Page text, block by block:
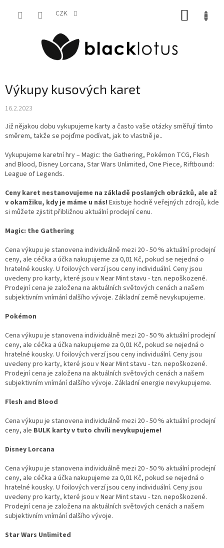
CZK
Výkupy kusových karet
16.2.2023
Již nějakou dobu vykupujeme karty a často vaše otázky směřují tímto
směrem, takže se pojďme podívat, jak to vlastně je..
Vykupujeme karetní hry – Magic: the Gathering, Pokémon TCG, Flesh
and Blood, Disney Lorcana, Star Wars Unlimited, One Piece, Riftbound:
League of Legends.
Ceny karet nestanovujeme na základě poslaných obrázků, ale až
v okamžiku, kdy je máme u nás! Existuje hodně veřejných zdrojů, kde
si můžete zjistit přibližnou aktuální prodejní cenu.
Magic: the Gathering
Cena výkupu je stanovena individuálně mezi 20 - 50 % aktuální prodejní
ceny, ale céčka a účka nakupujeme za 0,01 Kč, pokud se nejedná o
hratelné kousky. U foilových verzí jsou ceny individuální. Ceny jsou
uvedeny pro karty, které jsou v Near Mint stavu - tzn. nepoškozené.
Prodejní cena je založena na aktuálních světových cenách a našem
subjektivním vnímání dalšího vývoje. Základní země nevykupujeme.
Pokémon
Cena výkupu je stanovena individuálně mezi 20 - 50 % aktuální prodejní
ceny, ale céčka a účka nakupujeme za 0,01 Kč, pokud se nejedná o
hratelné kousky. U foilových verzí jsou ceny individuální. Ceny jsou
uvedeny pro karty, které jsou v Near Mint stavu - tzn. nepoškozené.
Prodejní cena je založena na aktuálních světových cenách a našem
subjektivním vnímání dalšího vývoje. Základní energie nevykupujeme.
Flesh and Blood
Cena výkupu je stanovena individuálně mezi 20 - 50 % aktuální prodejní
ceny, ale BULK karty v tuto chvíli nevykupujeme!
Disney Lorcana
Cena výkupu je stanovena individuálně mezi 20 - 50 % aktuální prodejní
ceny, ale céčka a účka nakupujeme za 0,01 Kč, pokud se nejedná o
hratelné kousky. U foilových verzí jsou ceny individuální. Ceny jsou
uvedeny pro karty, které jsou v Near Mint stavu - tzn. nepoškozené.
Prodejní cena je založena na aktuálních světových cenách a našem
subjektivním vnímání dalšího vývoje.
Star Wars Unlimited